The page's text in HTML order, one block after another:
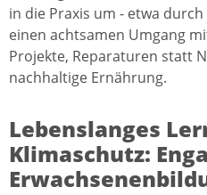
in die Praxis um - etwa
einen achtsamen Umgang
Projekte, Reparaturen statt
nachhaltige Ernährung.
Lebenslanges
Klimaschutz: